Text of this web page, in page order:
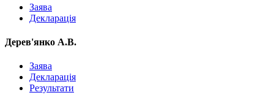
Заява
Декларація
Дерев'янко А.В.
Заява
Декларація
Результати